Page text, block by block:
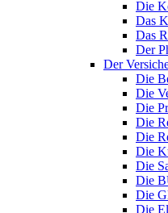
Die
Das
Das
Der
Der
Die
Die
Die
Die
Die
Die
Die
Die
Die
Die